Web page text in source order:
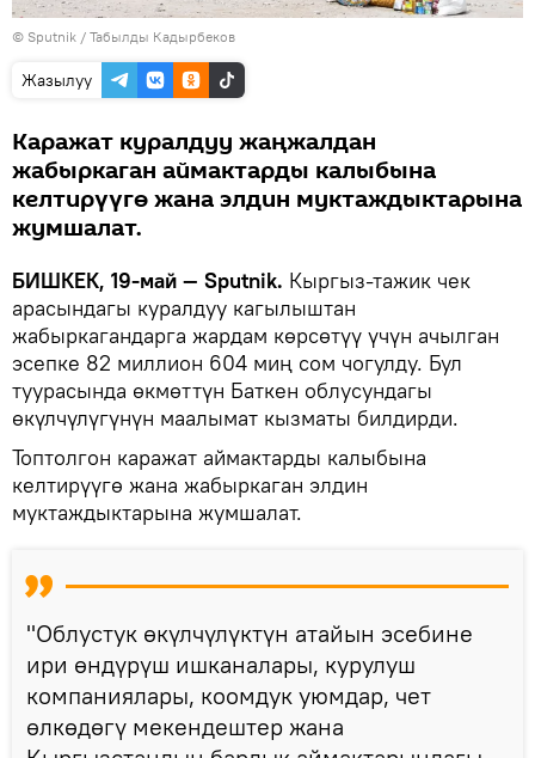
© Sputnik / Табылды Кадырбеков
Жазылуу
Каражат куралдуу жаңжалдан
жабыркаган аймактарды калыбына
келтирүүгө жана элдин муктаждыктарына
жумшалат.
БИШКЕК, 19-май — Sputnik. Кыргыз-тажик чек
арасындагы куралдуу кагылыштан
жабыркагандарга жардам көрсөтүү үчүн ачылган
эсепке 82 миллион 604 миң сом чогулду. Бул
туурасында өкмөттүн Баткен облусундагы
өкүлчүлүгүнүн маалымат кызматы билдирди.
Топтолгон каражат аймактарды калыбына
келтирүүгө жана жабыркаган элдин
муктаждыктарына жумшалат.
"Облустук өкүлчүлүктүн атайын эсебине
ири өндүрүш ишканалары, курулуш
компаниялары, коомдук уюмдар, чет
өлкөдөгү мекендештер жана